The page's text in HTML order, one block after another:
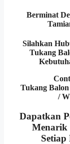
Berminat
Silahkan
Tukang
Tukang
/
Dapatkan
Menarik